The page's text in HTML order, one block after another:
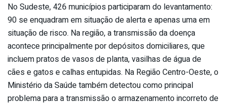
No Sudeste, 426 municípios participaram do levantamento:
90 se enquadram em situação de alerta e apenas uma em
situação de risco. Na região, a transmissão da doença
acontece principalmente por depósitos domiciliares, que
incluem pratos de vasos de planta, vasilhas de água de
cães e gatos e calhas entupidas. Na Região Centro-Oeste, o
Ministério da Saúde também detectou como principal
problema para a transmissão o armazenamento incorreto de